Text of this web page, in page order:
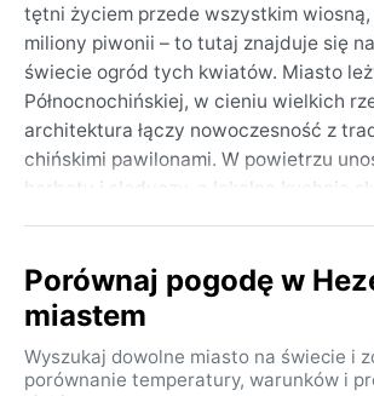
tętni życiem przede wszystkim
miliony piwonii – to tutaj znajduje się
świecie ogród tych kwiatów. Miasto
Północnochińskiej, w cieniu wielkich
architektura łączy nowoczesność z
chińskimi pawilonami. W powietrzu
herbaty i słodyczy, a lokalna kuchnia
targowiska, które odzwierciedlają
zakorzenioną kulturę rolniczą regionu.
Klimat Heze, według klasyfikacji
kontynentalny wilgotny z suchą zimą i
Porównaj pogodę w
miastem
Wyszukaj dowolne miasto na świecie i
porównanie temperatury, warunków i